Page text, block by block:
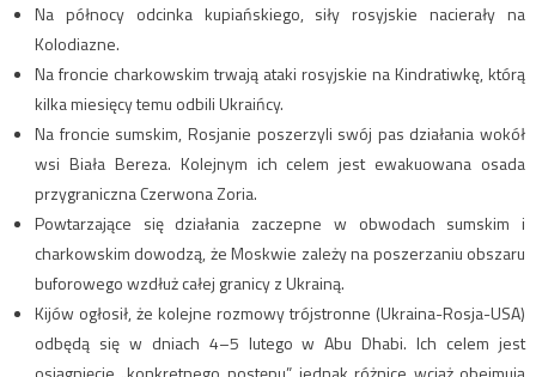
Na północy odcinka kupiańskiego, siły rosyjskie nacierały na
Kolodiazne.
Na froncie charkowskim trwają ataki rosyjskie na Kindratiwkę, którą
kilka miesięcy temu odbili Ukraińcy.
Na froncie sumskim, Rosjanie poszerzyli swój pas działania wokół
wsi Biała Bereza. Kolejnym ich celem jest ewakuowana osada
przygraniczna Czerwona Zoria.
Powtarzające się działania zaczepne w obwodach sumskim i
charkowskim dowodzą, że Moskwie zależy na poszerzaniu obszaru
buforowego wzdłuż całej granicy z Ukrainą.
Kijów ogłosił, że kolejne rozmowy trójstronne (Ukraina-Rosja-USA)
odbędą się w dniach 4–5 lutego w Abu Dhabi. Ich celem jest